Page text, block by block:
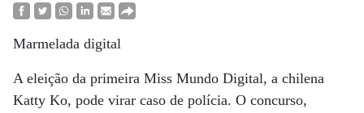
Marmelada digital
A eleição da primeira Miss Mundo Digital, a chilena
Katty Ko, pode virar caso de polícia. O concurso,